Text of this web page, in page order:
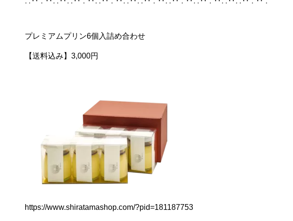
プレミアムプリン6個入詰め合わせ
【送料込み】3,000円
https://www.shiratamashop.com/?pid=181187753